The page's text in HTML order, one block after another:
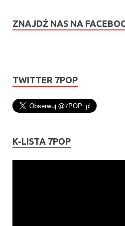
ZNAJDŹ NAS NA
TWITTER 7POP
K-LISTA 7POP